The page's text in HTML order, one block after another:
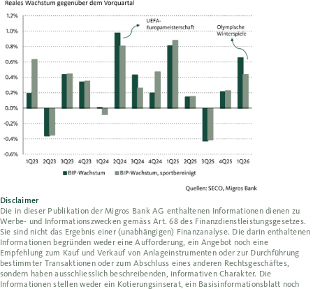
Disclaimer
Die in dieser Publikation der Migros Bank AG enthaltenen Informationen dienen zu
Werbe- und Informationszwecken gemäss Art. 68 des Finanzdienstleistungsgesetzes.
Sie sind nicht das Ergebnis einer (unabhängigen) Finanzanalyse. Die darin enthaltenen
Informationen begründen weder eine Aufforderung, ein Angebot noch eine
Empfehlung zum Kauf und Verkauf von Anlageinstrumenten oder zur Durchführung
bestimmter Transaktionen oder zum Abschluss eines anderen Rechtsgeschäftes,
sondern haben ausschliesslich beschreibenden, informativen Charakter. Die
Informationen stellen weder ein Kotierungsinserat, ein Basisinformationsblatt noch